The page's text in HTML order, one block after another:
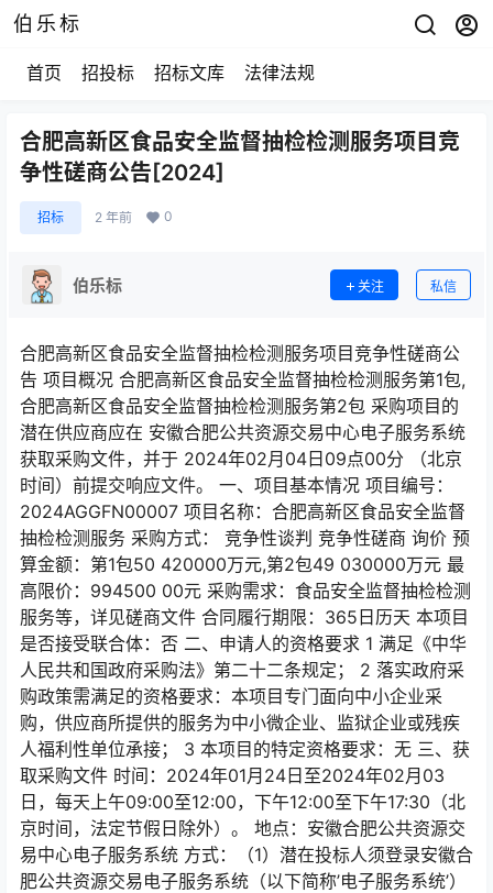
伯乐标
首页 招投标 招标文库 法律法规
合肥高新区食品安全监督抽检检测服务项目竞
争性磋商公告[2024]
招标 2 年前 0
伯乐标 关注 私信
合肥高新区食品安全监督抽检检测服务项目竞争性磋商公
告 项目概况 合肥高新区食品安全监督抽检检测服务第1包,
合肥高新区食品安全监督抽检检测服务第2包 采购项目的
潜在供应商应在 安徽合肥公共资源交易中心电子服务系统
获取采购文件，并于 2024年02月04日09点00分 （北京
时间）前提交响应文件。 一、项目基本情况 项目编号：
2024AGGFN00007 项目名称：合肥高新区食品安全监督
抽检检测服务 采购方式： 竞争性谈判 竞争性磋商 询价 预
算金额：第1包50 420000万元,第2包49 030000万元 最
高限价：994500 00元 采购需求：食品安全监督抽检检测
服务等，详见磋商文件 合同履行期限：365日历天 本项目
是否接受联合体：否 二、申请人的资格要求 1 满足《中华
人民共和国政府采购法》第二十二条规定； 2 落实政府采
购政策需满足的资格要求：本项目专门面向中小企业采
购，供应商所提供的服务为中小微企业、监狱企业或残疾
人福利性单位承接； 3 本项目的特定资格要求：无 三、获
取采购文件 时间：2024年01月24日至2024年02月03
日，每天上午09:00至12:00，下午12:00至下午17:30（北
京时间，法定节假日除外）。 地点：安徽合肥公共资源交
易中心电子服务系统 方式：（1）潜在投标人须登录安徽合
肥公共资源交易电子服务系统（以下简称’电子服务系统’）